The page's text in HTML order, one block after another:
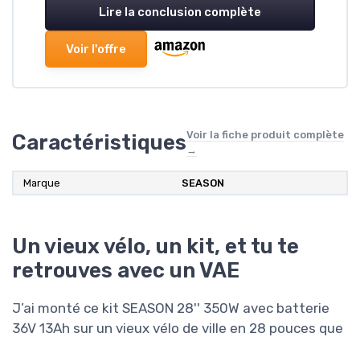
Lire la conclusion complète
Voir l'offre
CaractéristiquesVoir la fiche produit complète
→
Marque SEASON
Un vieux vélo, un kit, et tu te
retrouves avec un VAE
J’ai monté ce kit SEASON 28'' 350W avec batterie
36V 13Ah sur un vieux vélo de ville en 28 pouces que